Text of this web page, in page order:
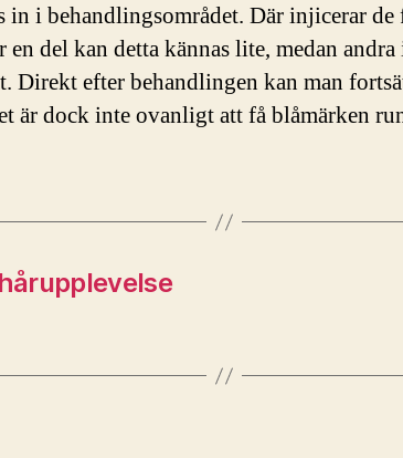
in i behandlingsområdet. Där injicerar
en del kan detta kännas lite, medan
Direkt efter behandlingen kan man
är dock inte ovanligt att få blåmärken